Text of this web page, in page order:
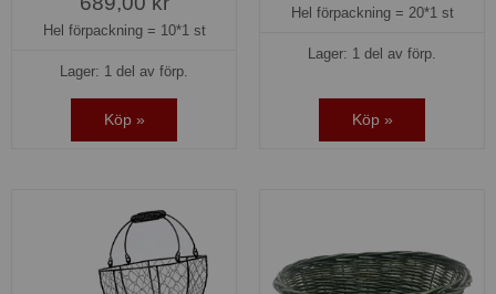
Hel förpackning = 10*1 st
Lager: 1 del av förp.
Köp »
Hel förpackning = 20*1 st
Lager: 1 del av förp.
Köp »